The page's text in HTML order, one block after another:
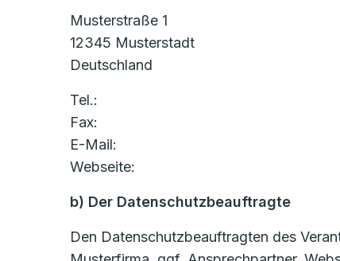
Musterstraße 1
12345 Musterstadt
Deutschland
Tel.:
Fax:
E-Mail:
Webseite:
b) Der Datenschutzbeauftragte
Den Datenschutzbeauftragten des